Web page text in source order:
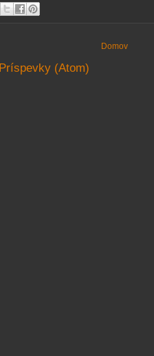
Domov
Príspevky (Atom)